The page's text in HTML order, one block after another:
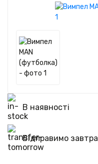
В наявності
Відправимо завтра